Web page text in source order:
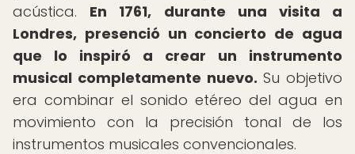
acústica. En 1761, durante una visita a
Londres, presenció un concierto de agua
que lo inspiró a crear un instrumento
musical completamente nuevo. Su objetivo
era combinar el sonido etéreo del agua en
movimiento con la precisión tonal de los
instrumentos musicales convencionales.